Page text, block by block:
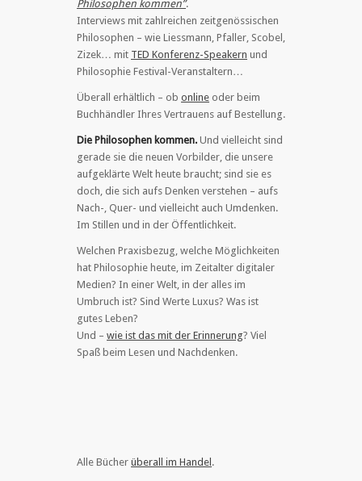
Philosophen kommen”.
Interviews mit zahlreichen zeitgenössischen
Philosophen – wie Liessmann, Pfaller, Scobel,
Zizek… mit TED Konferenz-Speakern und
Philosophie Festival-Veranstaltern…
Überall erhältlich – ob online oder beim
Buchhändler Ihres Vertrauens auf Bestellung.
Die Philosophen kommen. Und vielleicht sind
gerade sie die neuen Vorbilder, die unsere
aufgeklärte Welt heute braucht; sind sie es
doch, die sich aufs Denken verstehen – aufs
Nach-, Quer- und vielleicht auch Umdenken.
Im Stillen und in der Öffentlichkeit.
Welchen Praxisbezug, welche Möglichkeiten
hat Philosophie heute, im Zeitalter digitaler
Medien? In einer Welt, in der alles im
Umbruch ist? Sind Werte Luxus? Was ist
gutes Leben?
Und – wie ist das mit der Erinnerung? Viel
Spaß beim Lesen und Nachdenken.
Alle Bücher überall im Handel .